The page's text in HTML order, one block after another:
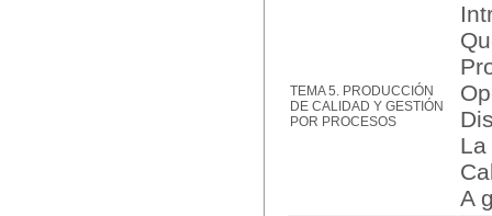
TEMA 5. PRODUCCIÓN
DE CALIDAD Y GESTIÓN
POR PROCESOS
A